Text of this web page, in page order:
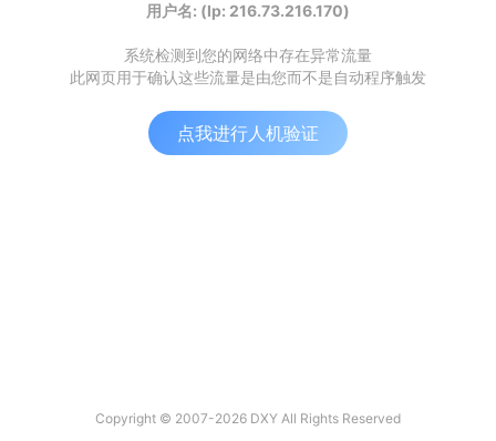
用户名: (Ip: 216.73.216.170)
系统检测到您的网络中存在异常流量
此网页用于确认这些流量是由您而不是自动程序触发
点我进行人机验证
Copyright © 2007-2026 DXY All Rights Reserved